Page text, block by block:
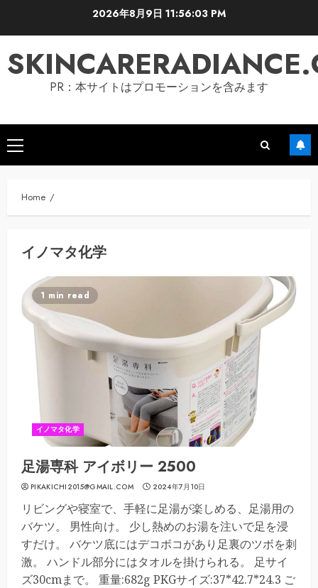
2026年8月9日 11:56:04 PM
PR：本サイトはプロモーションを含みます
Primary
Menu
Home
イノマタ化学
1 min read
イノマタ化学
足湯専科 アイボリー 2500
PIKAKICHI2015@GMAIL.COM 2024年7月10日
リビングや寝室で、手軽に足湯が楽しめる、足湯用の
バケツ。 男性向け。 少し熱めのお湯を注いで足を浸
すだけ。 バケツ底にはデコボコがあり足裏のツボを刺
激。 ハンドル部分にはタオルを掛けられる。 足サイ
ズ30cmまで。 重量:682g PKGサイズ:37*42.7*24.3 ご